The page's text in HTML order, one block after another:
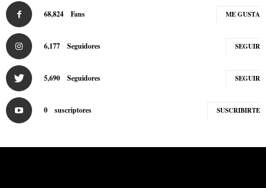
68,824 Fans ME GUSTA
6,177 Seguidores SEGUIR
5,690 Seguidores SEGUIR
0 suscriptores SUSCRIBIRTE